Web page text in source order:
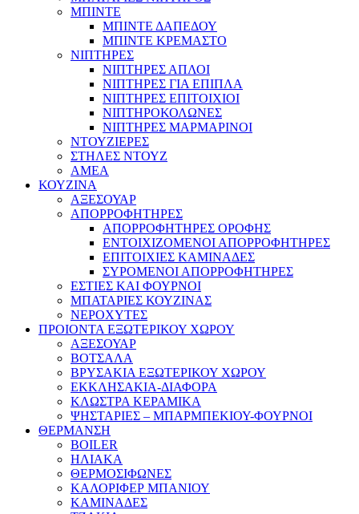
ΜΠΙΝΤΕ
ΜΠΙΝΤΕ ΔΑΠΕΔΟΥ
ΜΠΙΝΤΕ ΚΡΕΜΑΣΤΟ
ΝΙΠΤΗΡΕΣ
ΝΙΠΤΗΡΕΣ ΑΠΛΟΙ
ΝΙΠΤΗΡΕΣ ΓΙΑ ΕΠΙΠΛΑ
ΝΙΠΤΗΡΕΣ ΕΠΙΤΟΙΧΙΟΙ
ΝΙΠΤΗΡΟΚΟΛΩΝΕΣ
ΝΙΠΤΗΡΕΣ ΜΑΡΜΑΡΙΝΟΙ
ΝΤΟΥΖΙΕΡΕΣ
ΣΤΗΛΕΣ ΝΤΟΥΖ
ΑΜΕΑ
ΚΟΥΖΙΝΑ
ΑΞΕΣΟΥΑΡ
ΑΠΟΡΡΟΦΗΤΗΡΕΣ
ΑΠΟΡΡΟΦΗΤΗΡΕΣ ΟΡΟΦΗΣ
ΕΝΤΟΙΧΙΖΟΜΕΝΟΙ ΑΠΟΡΡΟΦΗΤΗΡΕΣ
ΕΠΙΤΟΙΧΙΕΣ ΚΑΜΙΝΑΔΕΣ
ΣΥΡΟΜΕΝΟΙ ΑΠΟΡΡΟΦΗΤΗΡΕΣ
ΕΣΤΙΕΣ ΚΑΙ ΦΟΥΡΝΟΙ
ΜΠΑΤΑΡΙΕΣ ΚΟΥΖΙΝΑΣ
ΝΕΡΟΧΥΤΕΣ
ΠΡΟΙΟΝΤΑ ΕΞΩΤΕΡΙΚΟΥ ΧΩΡΟΥ
ΑΞΕΣΟΥΑΡ
ΒΟΤΣΑΛΑ
ΒΡΥΣΑΚΙΑ ΕΞΩΤΕΡΙΚΟΥ ΧΩΡΟΥ
ΕΚΚΛΗΣΑΚΙΑ-ΔΙΑΦΟΡΑ
ΚΛΩΣΤΡΑ ΚΕΡΑΜΙΚΑ
ΨΗΣΤΑΡΙΕΣ – ΜΠΑΡΜΠΕΚΙΟΥ-ΦΟΥΡΝΟΙ
ΘΕΡΜΑΝΣΗ
BOILER
ΗΛΙΑΚΑ
ΘΕΡΜΟΣΙΦΩΝΕΣ
ΚΑΛΟΡΙΦΕΡ ΜΠΑΝΙΟΥ
ΚΑΜΙΝΑΔΕΣ